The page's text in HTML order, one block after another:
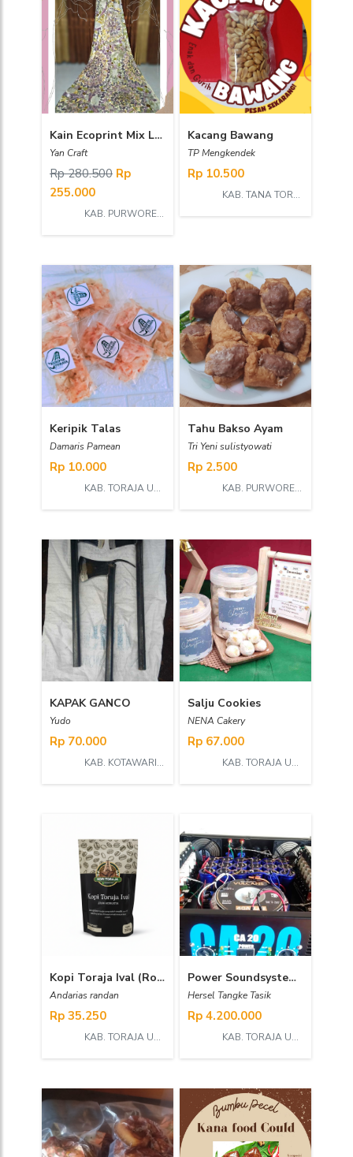
Kain Ecoprint Mix Leaves
Yan Craft
Rp 280.500 Rp
255.000
KAB. PURWOREJO
Kacang Bawang
TP Mengkendek
Rp 10.500
KAB. TANA TORAJA
Keripik Talas
Damaris Pamean
Rp 10.000
KAB. TORAJA UTARA
Tahu Bakso Ayam
Tri Yeni sulistyowati
Rp 2.500
KAB. PURWOREJO
KAPAK GANCO
Yudo
Rp 70.000
KAB. KOTAWARINGIN BARAT
Salju Cookies
NENA Cakery
Rp 67.000
KAB. TORAJA UTARA
Kopi Toraja Ival (Robusta)
Andarias randan
Rp 35.250
KAB. TORAJA UTARA
Power Soundsystem 40 Ampere
Hersel Tangke Tasik
Rp 4.200.000
KAB. TORAJA UTARA